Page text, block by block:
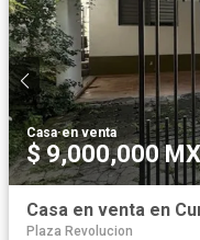
Casa·en venta
$ 9,000,000
Plaza Revolucion